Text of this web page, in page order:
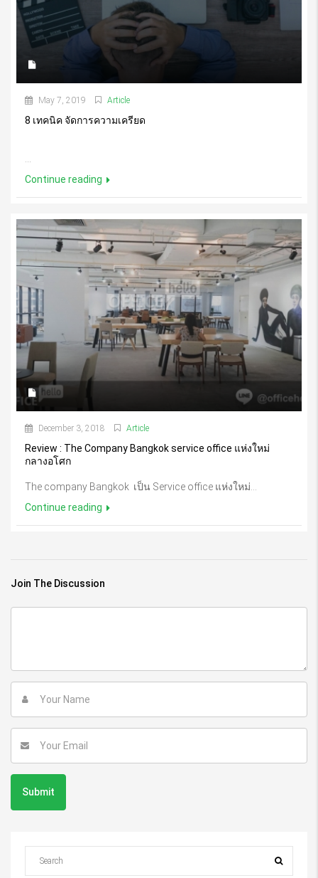
May 7, 2019 Article
8 เทคนิค จัดการความเครียด
...
Continue reading
December 3, 2018 Article
Review : The Company Bangkok service office แห่งใหม่
กลางอโศก
The company Bangkok เป็น Service office แห่งใหม่...
Continue reading
Join The Discussion